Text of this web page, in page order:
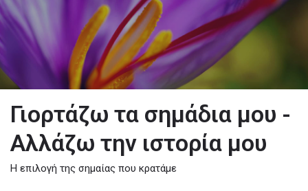
Γιορτάζω τα σημάδια μου -
Αλλάζω την ιστορία μου
Η επιλογή της σημαίας που κρατάμε